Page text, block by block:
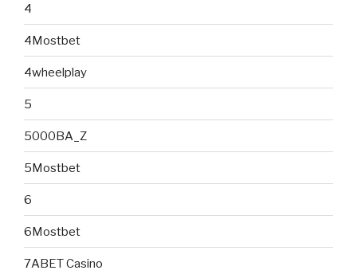
4
4Mostbet
4wheelplay
5
5000BA_Z
5Mostbet
6
6Mostbet
7ABET Casino